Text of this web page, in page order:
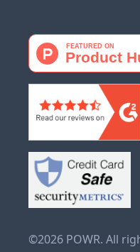
©2026 POWR. All